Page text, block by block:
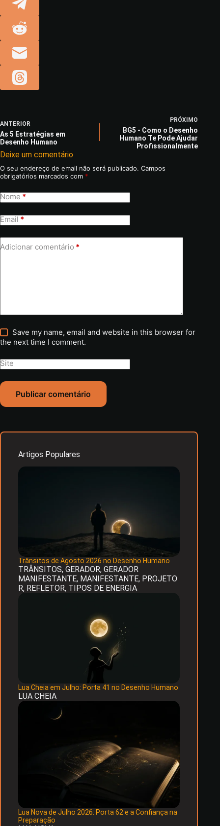
ANTERIOR
As 5 Estratégias em
Desenho Humano
PRÓXIMO
BG5 - Como o Desenho
Humano Te Pode Ajudar
Profissionalmente
Deixe um comentário
O seu endereço de email não será publicado. Campos
obrigatórios marcados com *
Nome *
Email *
Adicionar comentário *
Save my name, email and website in this browser for
the next time I comment.
Site
Publicar comentário
Artigos Populares
Trânsitos de Agosto 2026 no Desenho Humano
TRÂNSITOS, GERADOR, GERADOR
MANIFESTANTE, MANIFESTANTE, PROJETO
R, REFLETOR, TIPOS DE ENERGIA
Lua Cheia em Julho: Porta 41 no Desenho Humano
LUA CHEIA
Lua Nova de Julho 2026: Porta 62 e a Confiança na
Preparação